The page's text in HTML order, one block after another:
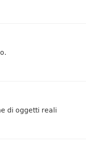
di oggetti reali